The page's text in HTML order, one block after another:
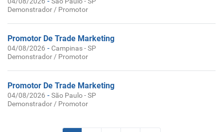
Demonstrador / Promotor
Promotor De Trade Marketing
04/08/2026 - Campinas - SP
Demonstrador / Promotor
Promotor De Trade Marketing
04/08/2026 -São Paulo - SP
Demonstrador / Promotor